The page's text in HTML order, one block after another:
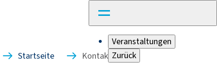
Veranstaltungen
Zurück
Startseite Kontakt